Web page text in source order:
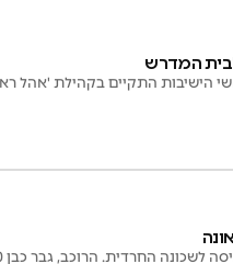
המדרש
הישיבות התקיים בקהילת 'אהל
הרוכב, גבר כבן 20, נחבל ופונה לבי"ח